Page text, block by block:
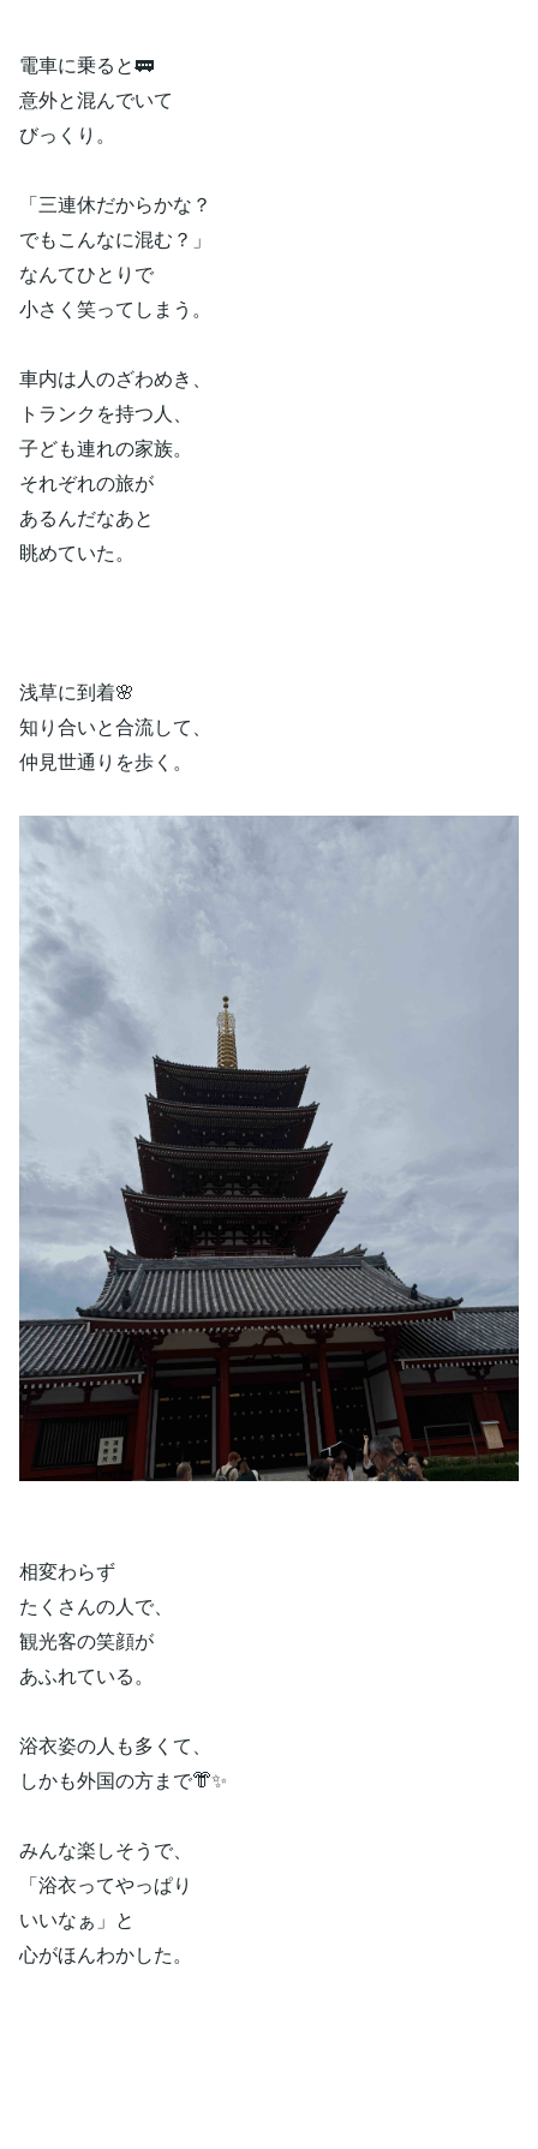
電車に乗ると🚃
意外と混んでいて
びっくり。
「三連休だからかな？
でもこんなに混む？」
なんてひとりで
小さく笑ってしまう。
車内は人のざわめき、
トランクを持つ人、
子ども連れの家族。
それぞれの旅が
あるんだなあと
眺めていた。
浅草に到着🌸
知り合いと合流して、
仲見世通りを歩く。
相変わらず
たくさんの人で、
観光客の笑顔が
あふれている。
浴衣姿の人も多くて、
しかも外国の方まで👘✨
みんな楽しそうで、
「浴衣ってやっぱり
いいなぁ」と
心がほんわかした。